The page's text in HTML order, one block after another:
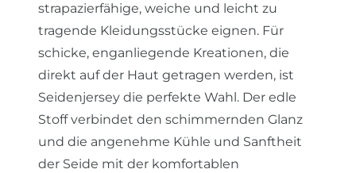
strapazierfähige, weiche und leicht zu
tragende Kleidungsstücke eignen. Für
schicke, enganliegende Kreationen, die
direkt auf der Haut getragen werden, ist
Seidenjersey die perfekte Wahl. Der edle
Stoff verbindet den schimmernden Glanz
und die angenehme Kühle und Sanftheit
der Seide mit der komfortablen